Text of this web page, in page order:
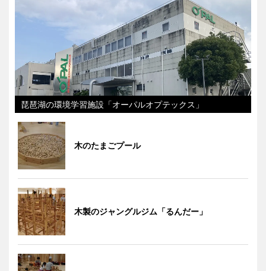
琵琶湖の環境学習施設「オーパルオプテックス」
木のたまごプール
木製のジャングルジム「るんだー」